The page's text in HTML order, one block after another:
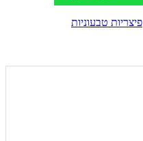
פיצריות טבעוניות